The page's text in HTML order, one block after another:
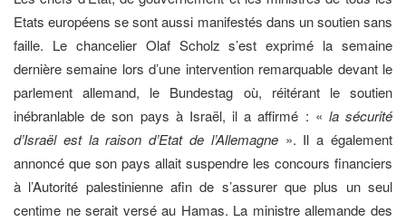
Etats européens se sont aussi manifestés dans un soutien sans
faille. Le chancelier Olaf Scholz s’est exprimé la semaine
dernière semaine lors d’une intervention remarquable devant le
parlement allemand, le Bundestag où, réitérant le soutien
inébranlable de son pays à Israël, il a affirmé : « la sécurité
d’Israël est la raison d’Etat de l’Allemagne». Il a également
annoncé que son pays allait suspendre les concours financiers
à l’Autorité palestinienne afin de s’assurer que plus un seul
centime ne serait versé au Hamas. La ministre allemande des